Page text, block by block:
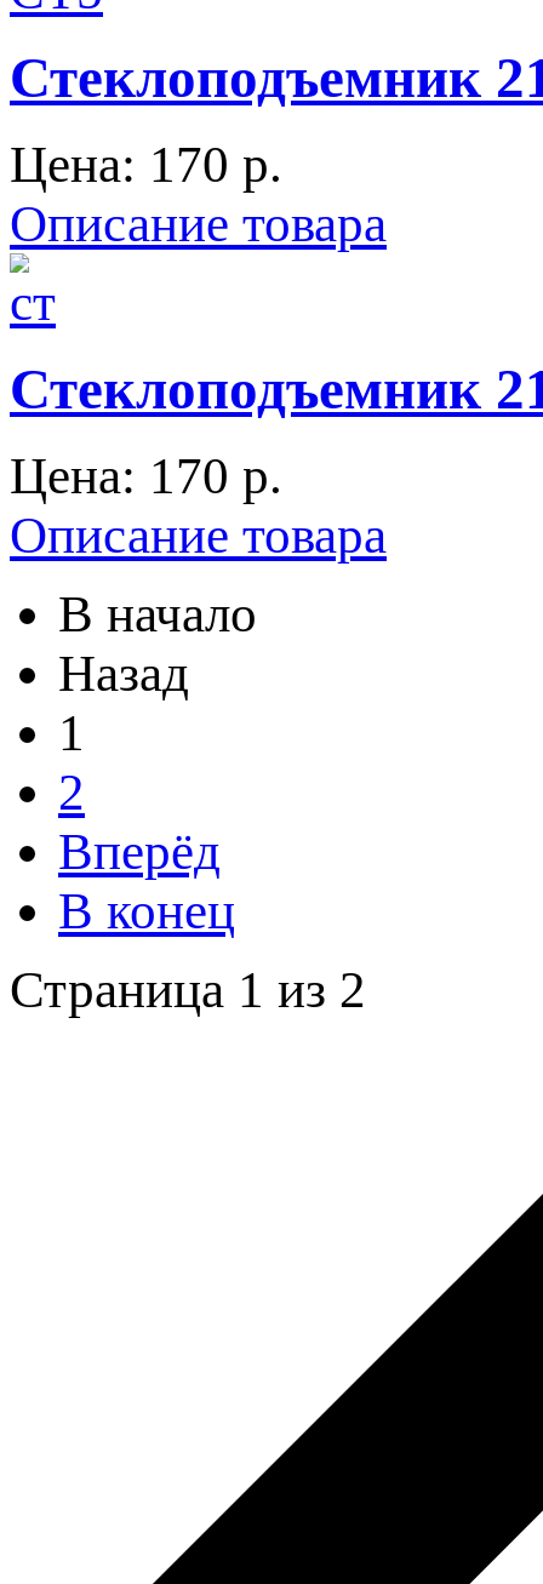
Стеклоподъемник
Цена: 170 p.
Описание товара
Стеклоподъемник
Цена: 170 p.
Описание товара
В начало
Назад
1
2
Вперёд
В конец
Страница 1 из 2